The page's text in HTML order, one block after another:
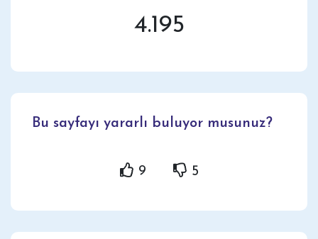
4.195
Bu sayfayı yararlı buluyor musunuz?
9 5